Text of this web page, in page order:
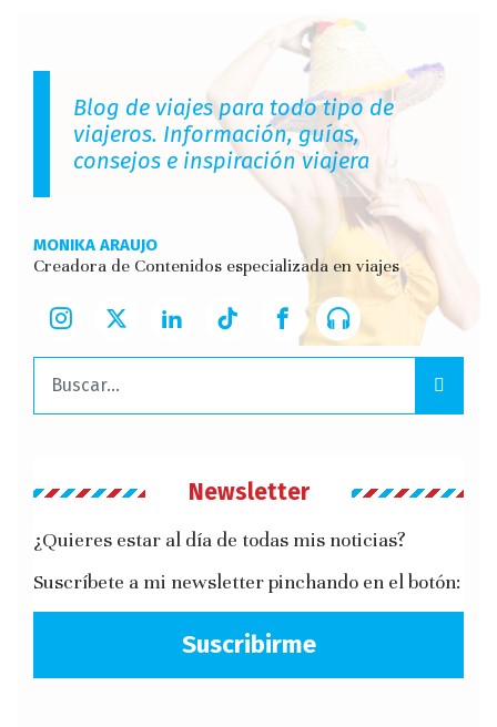
Blog de viajes para todo tipo de
viajeros. Información, guías,
consejos e inspiración viajera
MONIKA ARAUJO
Creadora de Contenidos especializada en viajes
Buscar:
Newsletter
¿Quieres estar al día de todas mis noticias?
Suscríbete a mi newsletter pinchando en el botón:
Suscribirme